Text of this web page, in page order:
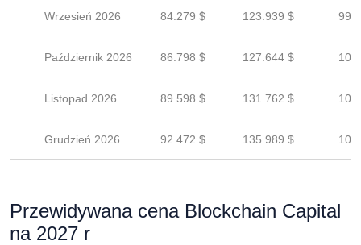
Wrzesień 2026 84.279 $ 123.939 $
Październik 2026 86.798 $ 127.644 $
Listopad 2026 89.598 $ 131.762 $
Grudzień 2026 92.472 $ 135.989 $
Przewidywana cena Blockchain Capital
na 2027 r